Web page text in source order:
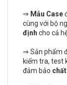
⇒ Mẫu Case
cùng với bộ
định cho cả
⇒ Sản phẩm
kiểm tra, test
đảm bảo